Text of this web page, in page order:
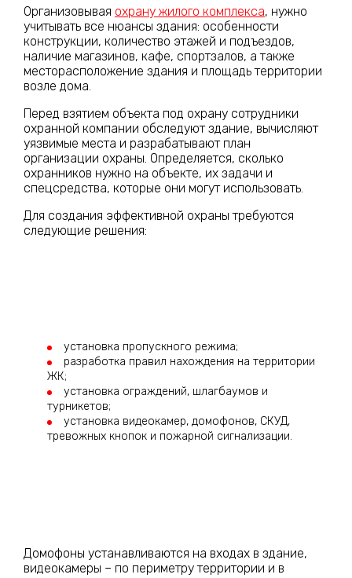
Организовывая охрану жилого комплекса, нужно
учитывать все нюансы здания: особенности
конструкции, количество этажей и подъездов,
наличие магазинов, кафе, спортзалов, а также
месторасположение здания и площадь территории
возле дома.
Перед взятием объекта под охрану сотрудники
охранной компании обследуют здание, вычисляют
уязвимые места и разрабатывают план
организации охраны. Определяется, сколько
охранников нужно на объекте, их задачи и
спецсредства, которые они могут использовать.
Для создания эффективной охраны требуются
следующие решения:
установка пропускного режима;
разработка правил нахождения на территории
ЖК;
установка ограждений, шлагбаумов и
турникетов;
установка видеокамер, домофонов, СКУД,
тревожных кнопок и пожарной сигнализации.
Домофоны устанавливаются на входах в здание,
видеокамеры – по периметру территории и в